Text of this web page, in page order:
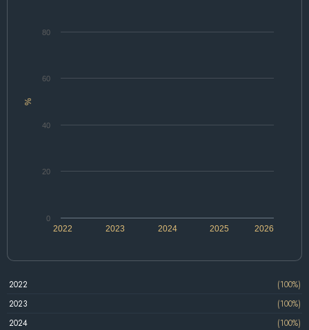
%
2022 2024 2026
2023 2025
0
20
40
60
80
2022
(100%)
2023
(100%)
2024
(100%)